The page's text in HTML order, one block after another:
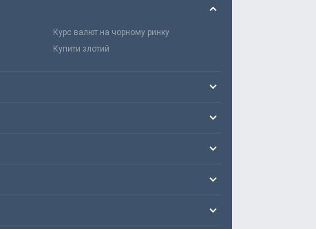
Курс валют на чорному ринку
Купити злотий